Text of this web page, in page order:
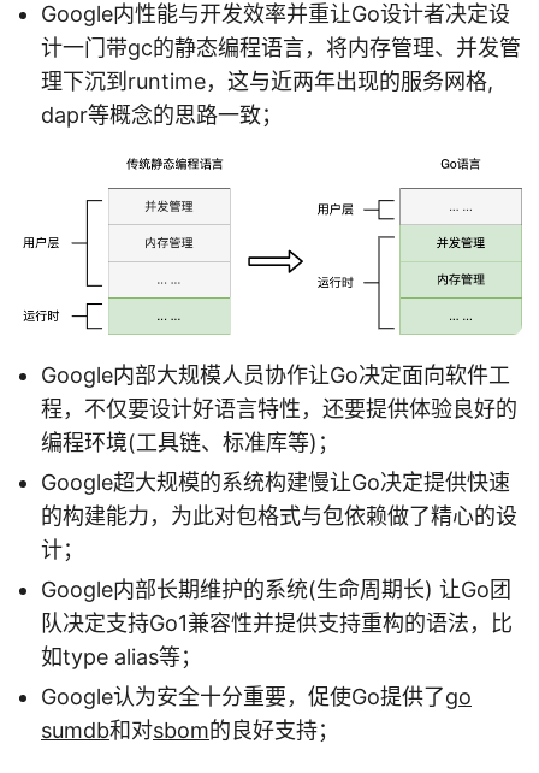
Google内性能与开发效率并重让Go设计者决定设
计一门带gc的静态编程语言，将内存管理、并发管
理下沉到runtime，这与近两年出现的服务网格,
dapr等概念的思路一致；
Google内部大规模人员协作让Go决定面向软件工
程，不仅要设计好语言特性，还要提供体验良好的
编程环境(工具链、标准库等)；
Google超大规模的系统构建慢让Go决定提供快速
的构建能力，为此对包格式与包依赖做了精心的设
计；
Google内部长期维护的系统(生命周期长) 让Go团
队决定支持Go1兼容性并提供支持重构的语法，比
如type alias等；
Google认为安全十分重要，促使Go提供了go
sumdb和对sbom的良好支持；